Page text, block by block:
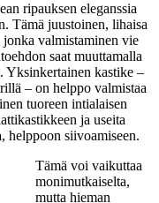
ripauksen eleganssia
Tämä juustoinen, lihaisa
jonka valmistaminen vie
saat muuttamalla
Yksinkertainen kastike –
– on helppo valmistaa
tuoreen intialaisen
ja useita
helppoon siivoamiseen.
Tämä voi vaikuttaa
monimutkaiselta,
mutta hieman